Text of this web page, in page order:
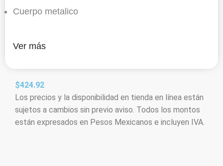
Cuerpo metalico
Ver más
$424.92
Los precios y la disponibilidad en tienda en línea están
sujetos a cambios sin previo aviso. Todos los montos
están expresados en Pesos Mexicanos e incluyen IVA.